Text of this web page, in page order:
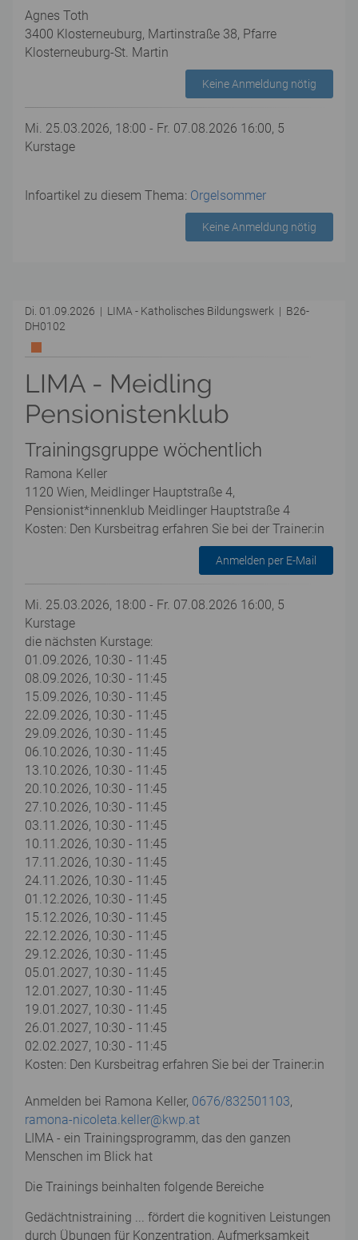
Agnes Toth
3400 Klosterneuburg, Martinstraße 38, Pfarre
Klosterneuburg-St. Martin
Keine Anmeldung nötig
Mi. 25.03.2026, 18:00 - Fr. 07.08.2026 16:00, 5
Kurstage
Infoartikel zu diesem Thema: Orgelsommer
Keine Anmeldung nötig
Di. 01.09.2026 | LIMA - Katholisches Bildungswerk | B26-
DH0102
LIMA - Meidling
Pensionistenklub
Trainingsgruppe wöchentlich
Ramona Keller
1120 Wien, Meidlinger Hauptstraße 4,
Pensionist*innenklub Meidlinger Hauptstraße 4
Kosten: Den Kursbeitrag erfahren Sie bei der Trainer:in
Anmelden per E-Mail
Mi. 25.03.2026, 18:00 - Fr. 07.08.2026 16:00, 5
Kurstage
die nächsten Kurstage:
01.09.2026, 10:30 - 11:45
08.09.2026, 10:30 - 11:45
15.09.2026, 10:30 - 11:45
22.09.2026, 10:30 - 11:45
29.09.2026, 10:30 - 11:45
06.10.2026, 10:30 - 11:45
13.10.2026, 10:30 - 11:45
20.10.2026, 10:30 - 11:45
27.10.2026, 10:30 - 11:45
03.11.2026, 10:30 - 11:45
10.11.2026, 10:30 - 11:45
17.11.2026, 10:30 - 11:45
24.11.2026, 10:30 - 11:45
01.12.2026, 10:30 - 11:45
15.12.2026, 10:30 - 11:45
22.12.2026, 10:30 - 11:45
29.12.2026, 10:30 - 11:45
05.01.2027, 10:30 - 11:45
12.01.2027, 10:30 - 11:45
19.01.2027, 10:30 - 11:45
26.01.2027, 10:30 - 11:45
02.02.2027, 10:30 - 11:45
Kosten: Den Kursbeitrag erfahren Sie bei der Trainer:in
Anmelden bei Ramona Keller, 0676/832501103,
ramona-nicoleta.keller@kwp.at
LIMA - ein Trainingsprogramm, das den ganzen
Menschen im Blick hat
Die Trainings beinhalten folgende Bereiche
Gedächtnistraining ... fördert die kognitiven Leistungen
durch Übungen für Konzentration, Aufmerksamkeit